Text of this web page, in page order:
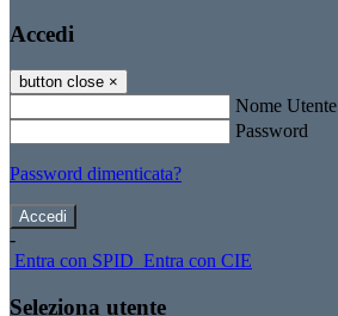
Accedi
button close ×
Nome Utente
Password
Password dimenticata?
-
Entra con SPID Entra con CIE
Seleziona utente